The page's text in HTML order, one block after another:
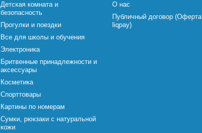
Детская комната и
безопасность
Прогулки и поездки
Все для школы и обучения
Электроника
Бритвенные принадлежности и
аксессуары
Косметика
Спорттовары
Картины по номерам
Сумки, рюкзаки с натуральной
кожи
О нас
Публичный договор (Оферта
liqpay)